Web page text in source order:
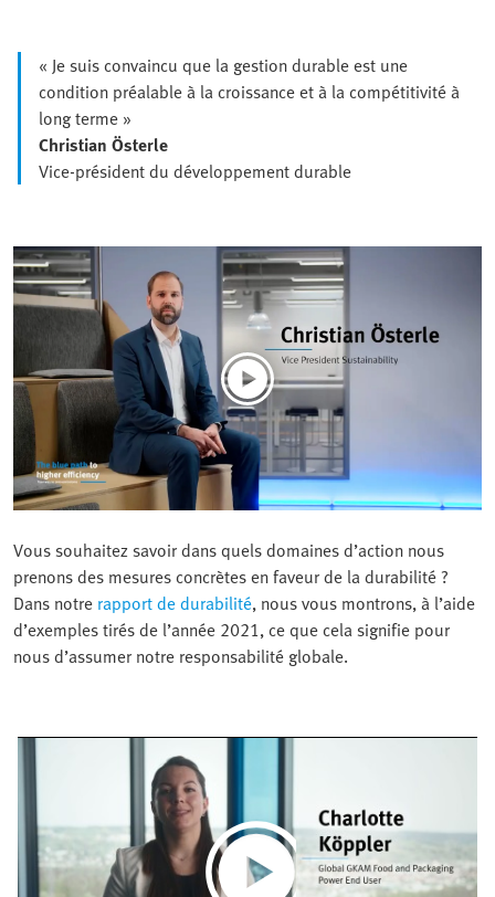
« Je suis convaincu que la gestion durable est une
condition préalable à la croissance et à la compétitivité à
long terme »
Christian Österle
Vice-président du développement durable
Vous souhaitez savoir dans quels domaines d’action nous
prenons des mesures concrètes en faveur de la durabilité ?
Dans notre rapport de durabilité, nous vous montrons, à l’aide
d’exemples tirés de l’année 2021, ce que cela signifie pour
nous d’assumer notre responsabilité globale.